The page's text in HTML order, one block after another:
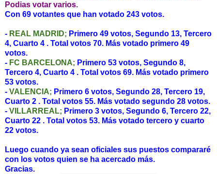
Podias votar varios.
Con 69 votantes que han votado 243 votos.
- REAL MADRID; Primero 49 votos, Segundo 13, Tercero
4, Cuarto 4 . Total votos 70. Más votado primero 49
votos.
- FC BARCELONA; Primero 53 votos, Segundo 8,
Tercero 4, Cuarto 4 . Total votos 69. Más votado primero
53 votos.
- VALENCIA; Primero 6 votos, Segundo 28, Tercero 19,
Cuarto 2 . Total votos 55. Más votado segundo 28 votos.
- VILLARREAL; Primero 3 votos, Segundo 6, Tercero 22,
Cuarto 22 . Total votos 53. Más votado tercero y cuarto
22 votos.
Luego cuando ya sean oficiales sus puestos compararé
con los votos quien se ha acercado más.
Gracias.